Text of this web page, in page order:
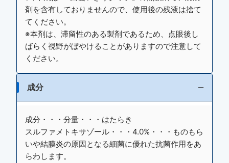
剤を含有しておりませんので、使用後の残液は捨て
てください。
※本剤は、滞留性のある製剤であるため、点眼後し
ばらく視野がぼやけることがありますので注意して
ください。
成分
成分・・・分量・・・はたらき
スルファメトキサゾール・・・4.0%・・・ものもら
いや結膜炎の原因となる細菌に優れた抗菌作用をあ
らわします。